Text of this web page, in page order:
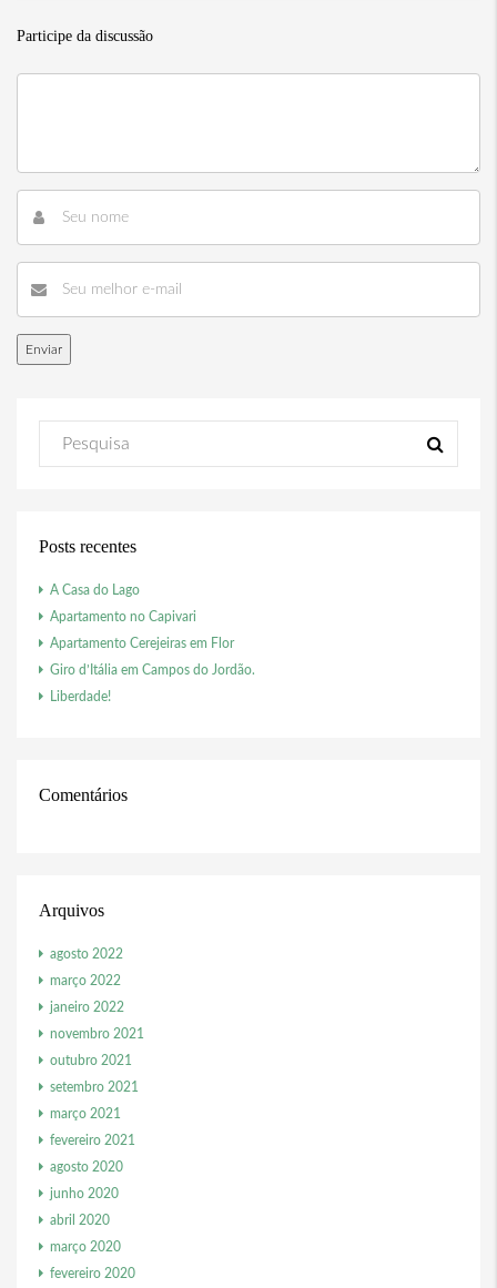
Participe da discussão
Posts recentes
A Casa do Lago
Apartamento no Capivari
Apartamento Cerejeiras em Flor
Giro d’Itália em Campos do Jordão.
Liberdade!
Comentários
Arquivos
agosto 2022
março 2022
janeiro 2022
novembro 2021
outubro 2021
setembro 2021
março 2021
fevereiro 2021
agosto 2020
junho 2020
abril 2020
março 2020
fevereiro 2020